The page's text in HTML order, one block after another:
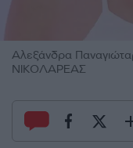
Αλεξάνδρα
ΝΙΚΟΛΑΡΕΑΣ